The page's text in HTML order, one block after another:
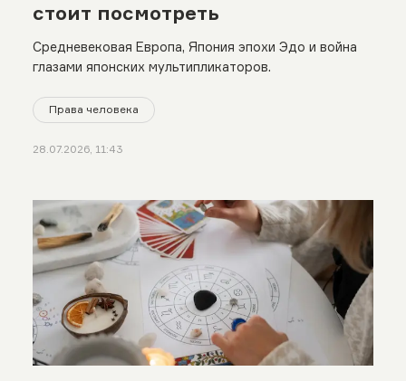
стоит посмотреть
Средневековая Европа, Япония эпохи Эдо и война
глазами японских мультипликаторов.
Права человека
28.07.2026, 11:43